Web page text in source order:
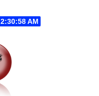
2:30:58 AM